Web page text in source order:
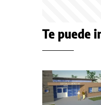
Te puede